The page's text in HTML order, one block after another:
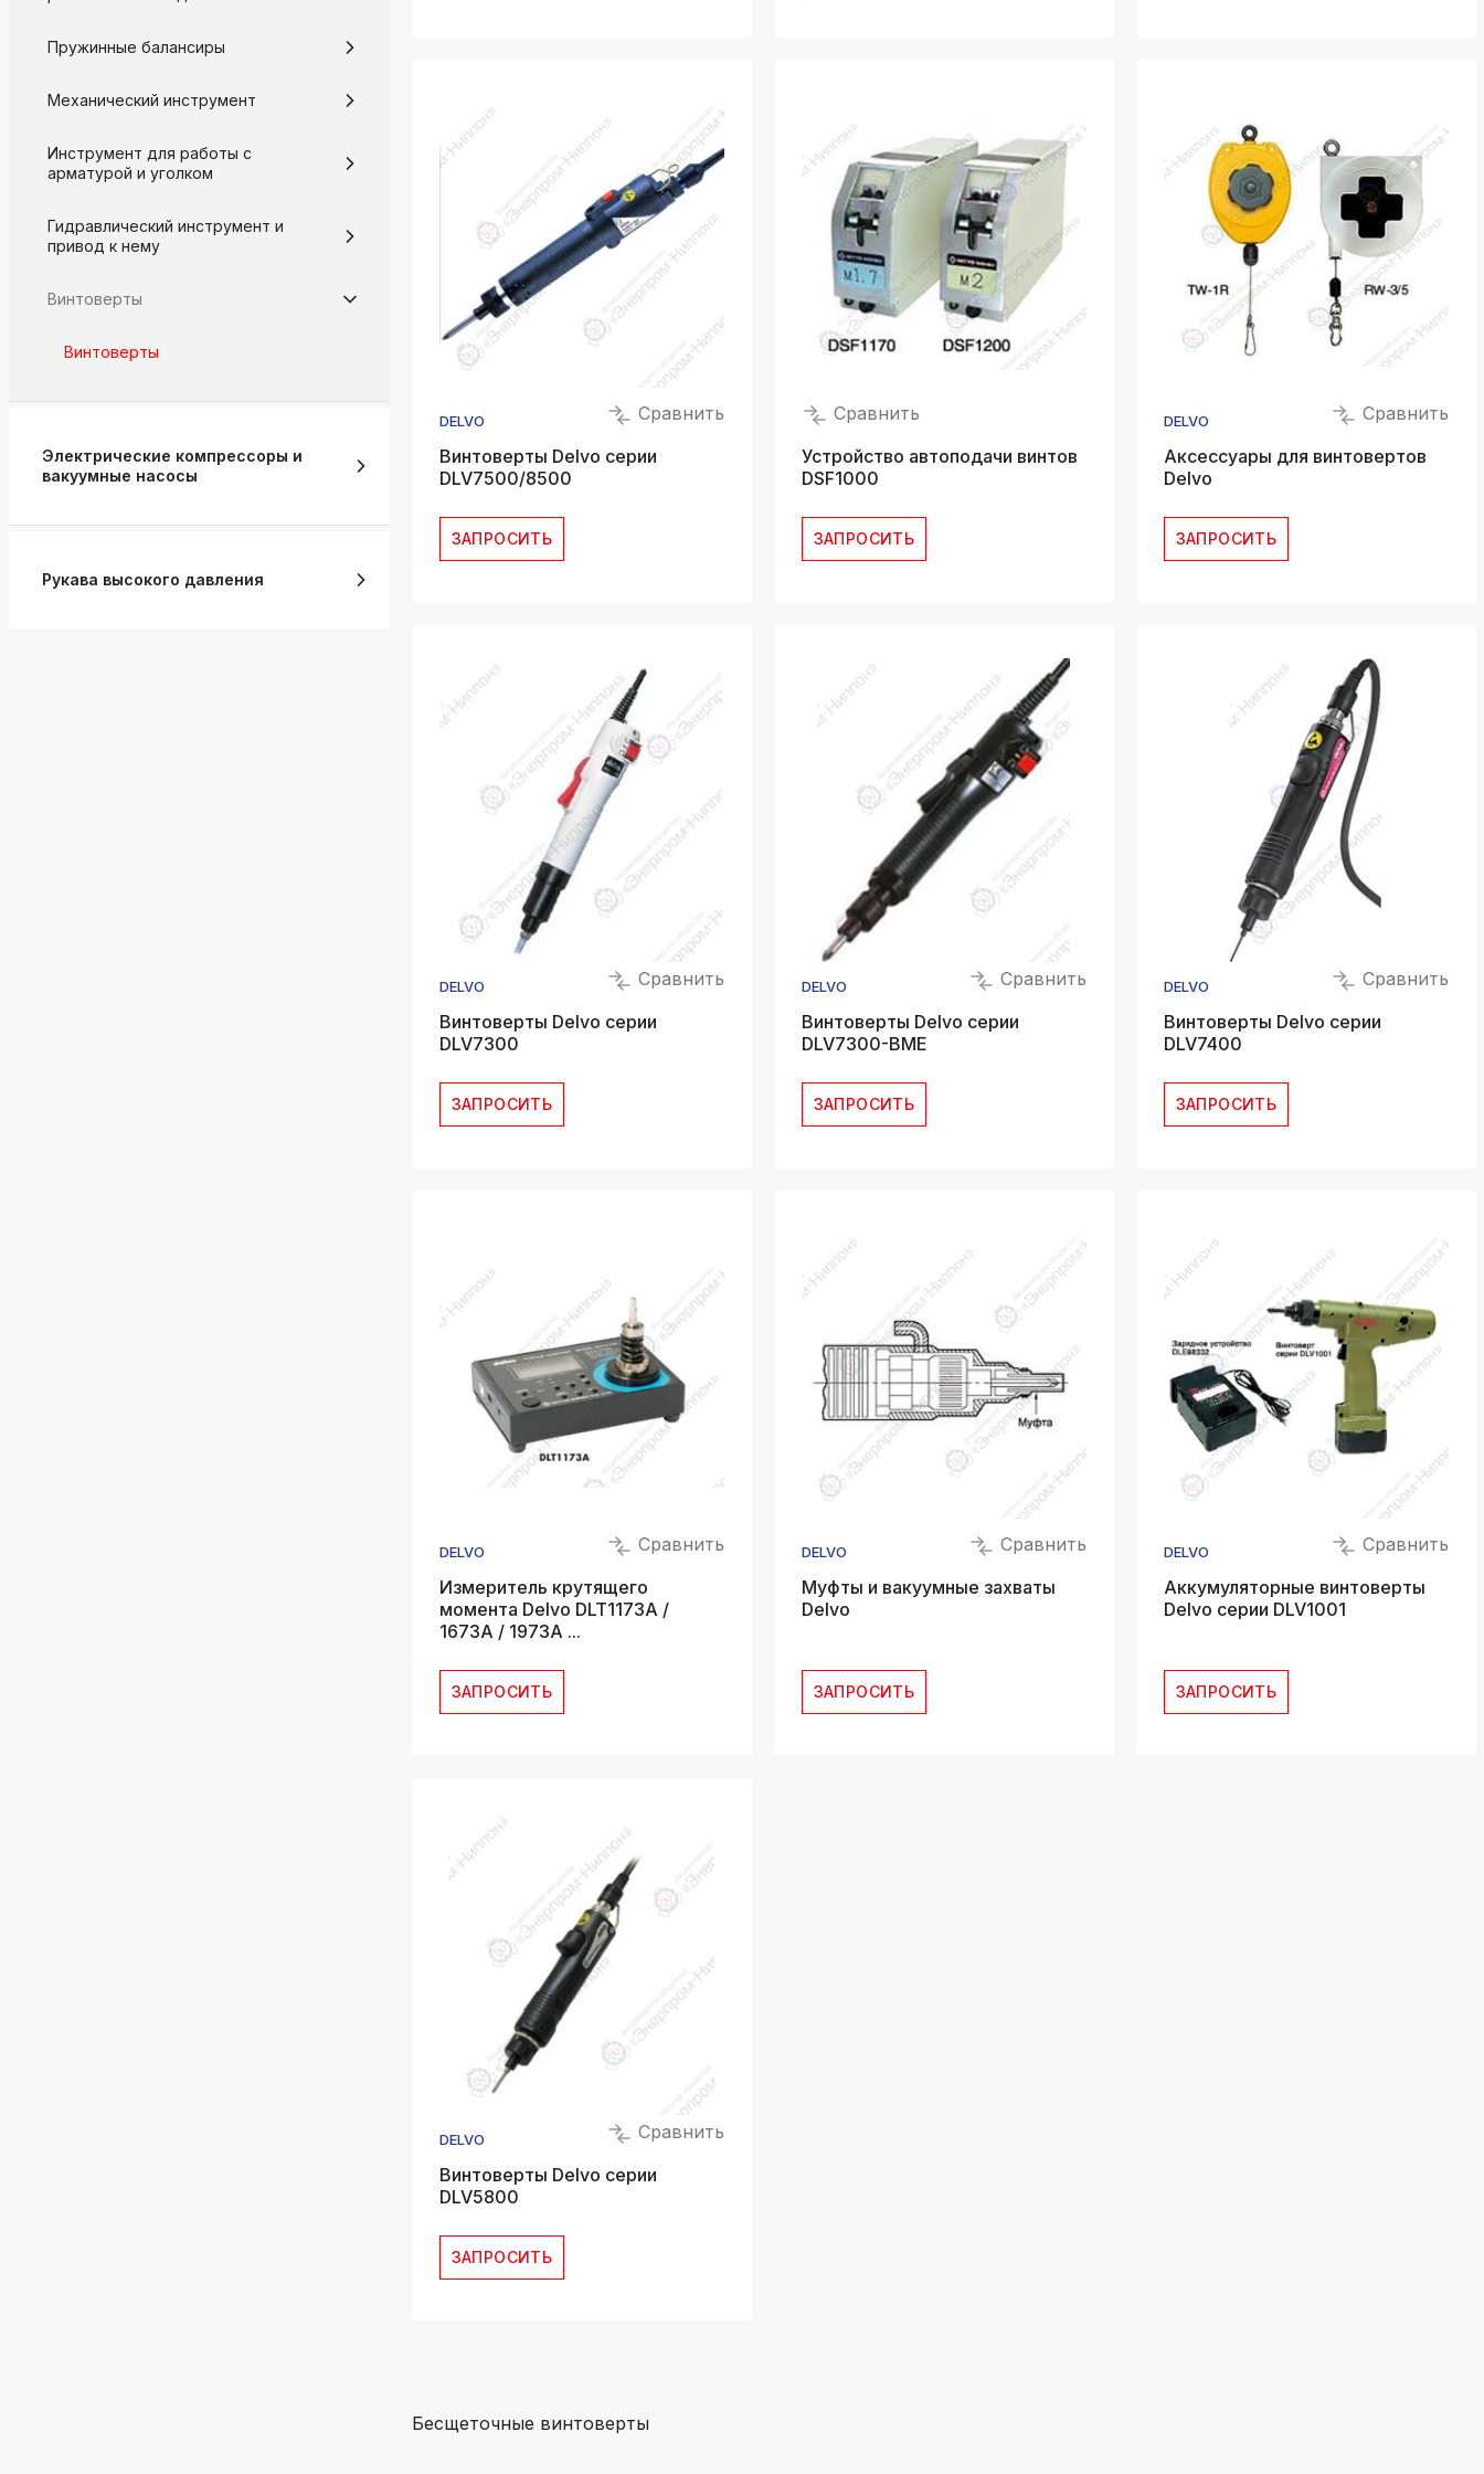
Пружинные балансиры
Механический инструмент
Инструмент для работы с
арматурой и уголком
Гидравлический инструмент и
привод к нему
Винтоверты
Винтоверты
Электрические компрессоры и
вакуумные насосы
Рукава высокого давления
DELVO
Сравнить
Винтоверты Delvo серии
DLV7500/8500
ЗАПРОСИТЬ
Сравнить
Устройство автоподачи винтов
DSF1000
ЗАПРОСИТЬ
DELVO
Сравнить
Аксессуары для винтовертов
Delvo
ЗАПРОСИТЬ
DELVO
Сравнить
Винтоверты Delvo серии
DLV7300
ЗАПРОСИТЬ
DELVO
Сравнить
Винтоверты Delvo серии
DLV7300-BME
ЗАПРОСИТЬ
DELVO
Сравнить
Винтоверты Delvo серии
DLV7400
ЗАПРОСИТЬ
DELVO
Сравнить
Измеритель крутящего
момента Delvo DLT1173A /
1673A / 1973A ...
ЗАПРОСИТЬ
DELVO
Сравнить
Муфты и вакуумные захваты
Delvo
ЗАПРОСИТЬ
DELVO
Сравнить
Аккумуляторные винтоверты
Delvo серии DLV1001
ЗАПРОСИТЬ
DELVO
Сравнить
Винтоверты Delvo серии
DLV5800
ЗАПРОСИТЬ
Беcщеточные винтоверты